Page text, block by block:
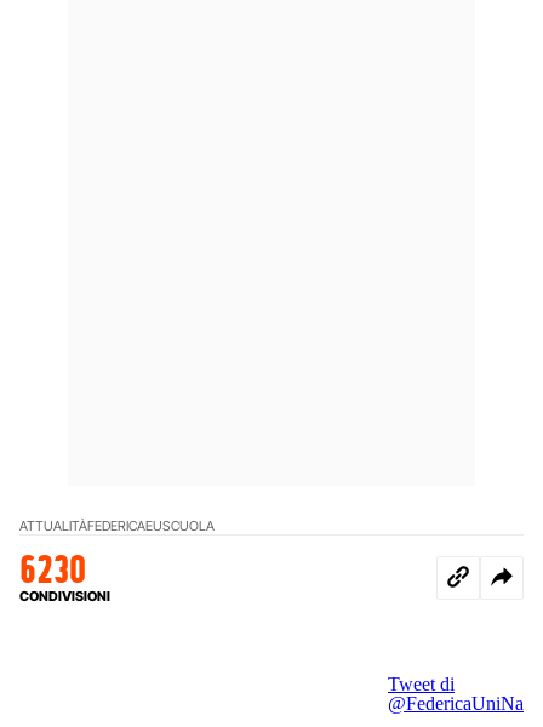
ATTUALITÀFEDERICAEUSCUOLA
6230
CONDIVISIONI
Tweet di
@FedericaUniNa